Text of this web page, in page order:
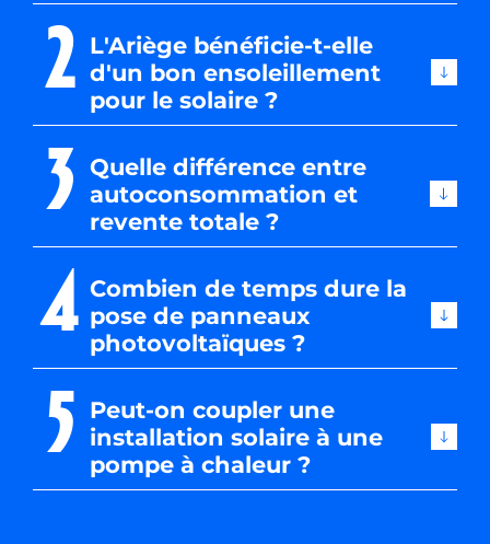
Vous envisagez d’
solaires en Ariègepour produire votre propre
électricité ? Demandez dès maintenant votre
devis gratuit à l’équipe de Millaris Energies. Nous
vous rappelons rapidement pour étudier le
potentiel solaire de votre toiture et
dimensionner l’installation la mieux adaptée à
votre consommation.
2 L'Ariège bénéficie-t-elle
d'un bon ensoleillement
pour le solaire ?
3 Quelle différence entre
autoconsommation et
revente totale ?
4 Combien de temps dure la
pose de panneaux
photovoltaïques ?
5 Peut-on coupler une
installation solaire à une
pompe à chaleur ?